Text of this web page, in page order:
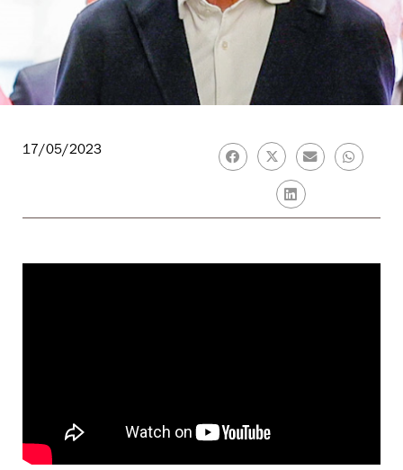
17/05/2023